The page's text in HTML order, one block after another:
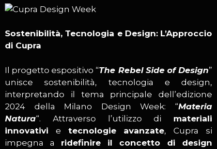
Sostenibilità, Tecnologia e Design: L’Approccio
di Cupra
Il progetto espositivo “The Rebel Side of Design”
unisce sostenibilità, tecnologia e design,
interpretando il tema principale dell’edizione
2024 della Milano Design Week: “Materia
Natura“. Attraverso l’utilizzo di materiali
innovativi e tecnologie avanzate, Cupra si
impegna a ridefinire il concetto di design